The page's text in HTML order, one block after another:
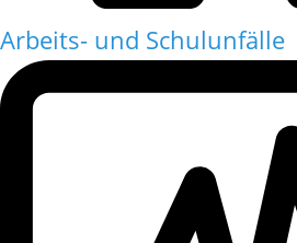
Arbeits- und Schulunfälle